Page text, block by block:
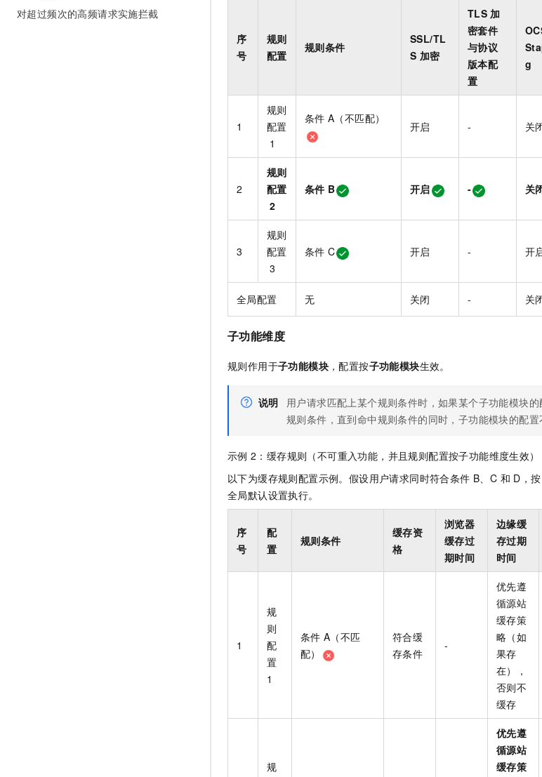
对超过频次的高频请求实施拦截
序
号
规则
配置
规则条件
SSL/TL
S 加密
TLS 加
密套件
与协议
版本配
置
g
1
规则
配置
1
条件 A（不匹配）
开启 - 关
2
规则
配置
2
条件 B 开启 - 关
3
规则
配置
3
条件 C 开启 - 开
全局配置 无 关闭 - 关
子功能维度
规则作用于子功能模块 ，配置按子功能模块生效。
说明
用户请求匹配上某个规则条件时，如果某个子功能模块
规则条件，直到命中规则条件的同时，子功能模块的配置
示例 2：缓存规则（不可重入功能，并且规则配置按子功能维度生效）
以下为缓存规则配置示例。假设用户请求同时符合条件 B、C 和 D，
全局默认设置执行。
序
号
配
置
规则条件
缓存资
格
浏览器
缓存过
期时间
边缘缓
存过期
时间
1
规
则
配
置
1
条件 A（不匹
配）
符合缓
存条件
-
优先遵
循源站
缓存策
略（如
果存
在），
否则不
缓存
规
优先遵
循源站
缓存策